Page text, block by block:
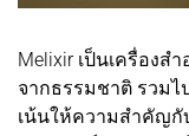
Melixir เป็นเครื่องส
จากธรรมชาติ รวมไ
เน้นให้ความสำคัญกั